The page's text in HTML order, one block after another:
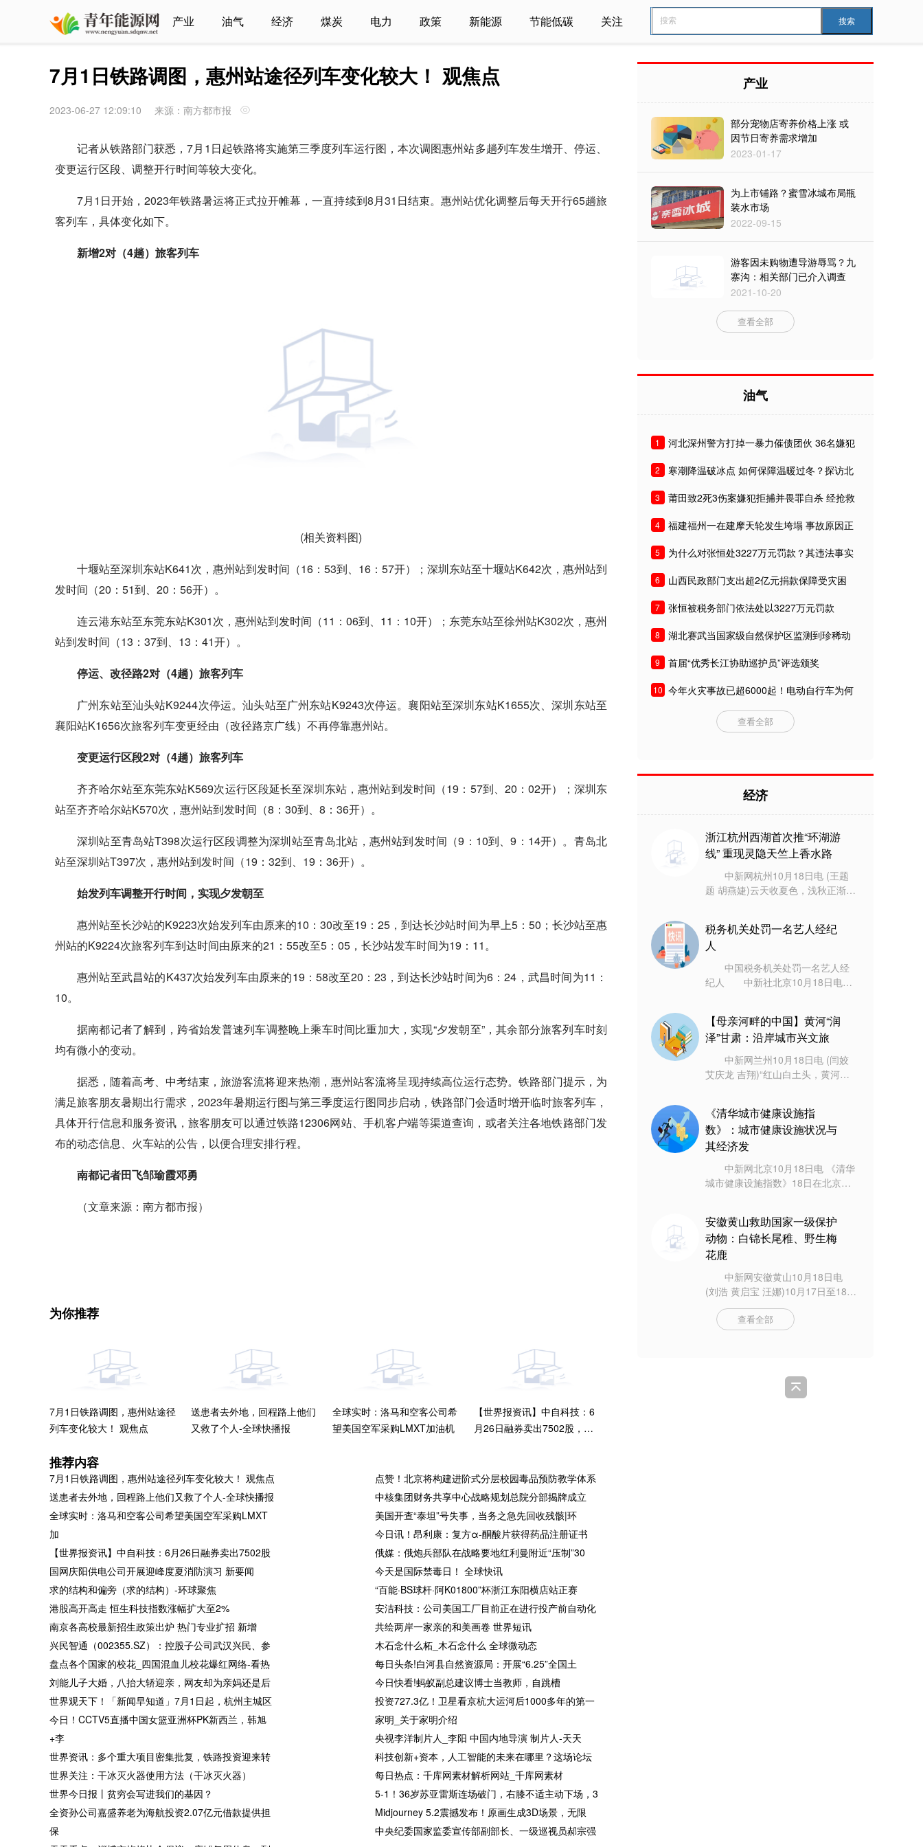
产业 油气 经济 煤炭 电力 政策 新能源 节能低碳 关注 搜索
7月1日铁路调图，惠州站途径列车变化较大！ 观焦点
2023-06-27 12:09:10 来源：南方都市报
记者从铁路部门获悉，7月1日起铁路将实施第三季度列车运行图，本次调图惠州站多趟列车发生增开、停运、
变更运行区段、调整开行时间等较大变化。
7月1日开始，2023年铁路暑运将正式拉开帷幕，一直持续到8月31日结束。惠州站优化调整后每天开行65趟旅
客列车，具体变化如下。
新增2对（4趟）旅客列车
(相关资料图)
十堰站至深圳东站K641次，惠州站到发时间（16：53到、16：57开）；深圳东站至十堰站K642次，惠州站到
发时间（20：51到、20：56开）。
连云港东站至东莞东站K301次，惠州站到发时间（11：06到、11：10开）；东莞东站至徐州站K302次，惠州
站到发时间（13：37到、13：41开）。
停运、改径路2对（4趟）旅客列车
广州东站至汕头站K9244次停运。汕头站至广州东站K9243次停运。襄阳站至深圳东站K1655次、深圳东站至
襄阳站K1656次旅客列车变更经由（改径路京广线）不再停靠惠州站。
变更运行区段2对（4趟）旅客列车
齐齐哈尔站至东莞东站K569次运行区段延长至深圳东站，惠州站到发时间（19：57到、20：02开）；深圳东
站至齐齐哈尔站K570次，惠州站到发时间（8：30到、8：36开）。
深圳站至青岛站T398次运行区段调整为深圳站至青岛北站，惠州站到发时间（9：10到、9：14开）。青岛北
站至深圳站T397次，惠州站到发时间（19：32到、19：36开）。
始发列车调整开行时间，实现夕发朝至
惠州站至长沙站的K9223次始发列车由原来的10：30改至19：25，到达长沙站时间为早上5：50；长沙站至惠
州站的K9224次旅客列车到达时间由原来的21：55改至5：05，长沙站发车时间为19：11。
惠州站至武昌站的K437次始发列车由原来的19：58改至20：23，到达长沙站时间为6：24，武昌时间为11：
10。
据南都记者了解到，跨省始发普速列车调整晚上乘车时间比重加大，实现“夕发朝至”，其余部分旅客列车时刻
均有微小的变动。
据悉，随着高考、中考结束，旅游客流将迎来热潮，惠州站客流将呈现持续高位运行态势。铁路部门提示，为
满足旅客朋友暑期出行需求，2023年暑期运行图与第三季度运行图同步启动，铁路部门会适时增开临时旅客列车，
具体开行信息和服务资讯，旅客朋友可以通过铁路12306网站、手机客户端等渠道查询，或者关注各地铁路部门发
布的动态信息、火车站的公告，以便合理安排行程。
南都记者田飞邹瑜霞邓勇
（文章来源：南方都市报）
为你推荐
7月1日铁路调图，惠州站途径
列车变化较大！ 观焦点
送患者去外地，回程路上他们
又救了个人-全球快播报
全球实时：洛马和空客公司希
望美国空军采购LMXT加油机
【世界报资讯】中自科技：6
月26日融券卖出7502股，融
国网庆阳供电公司开展迎峰度
夏消防演习 新要闻
求的结构和偏旁（求的结
港股高开高走 恒生科技指数涨
幅扩大至2%
南京各高校最新招生政策出炉
热门专业扩招 新增专业频现-
今日热文
兴民智通（002355.SZ）：控
股子公司武汉兴民、参股公司
武汉英泰斯特均从事无人驾驶
领域相关产业研究_天天简讯
盘点各个国家的校花_四国混
血儿校花爆红网络-看热讯
刘能儿子大婚，八抬大轿迎
亲，网友却为亲妈还是后妈上
台吵起来了
世界观天下！「新闻早知道」
查；杭州多地开启中小学生暑
期托管服务报名；浙江高考成
绩分数段表出炉
今日！CCTV5直播中国女篮亚
洲杯PK新西兰，韩旭+李梦等
争小组头名
世界资讯：多个重大项目密集
批复，铁路投资迎来转折向上
世界关注：干冰灭火器使用方
法（干冰灭火器）
世界今日报丨贫穷会写进我们
的基因？
推荐内容
7月1日铁路调图，惠州站途径列车变化较大！ 观焦点
送患者去外地，回程路上他们又救了个人-全球快播报
全球实时：洛马和空客公司希望美国空军采购LMXT
加
【世界报资讯】中自科技：6月26日融券卖出7502股
国网庆阳供电公司开展迎峰度夏消防演习 新要闻
求的结构和偏旁（求的结构）-环球聚焦
港股高开高走 恒生科技指数涨幅扩大至2%
南京各高校最新招生政策出炉 热门专业扩招 新增
兴民智通（002355.SZ）：控股子公司武汉兴民、参
盘点各个国家的校花_四国混血儿校花爆红网络-看热
刘能儿子大婚，八抬大轿迎亲，网友却为亲妈还是后
世界观天下！「新闻早知道」7月1日起，杭州主城区
今日！CCTV5直播中国女篮亚洲杯PK新西兰，韩旭
+李
世界资讯：多个重大项目密集批复，铁路投资迎来转
世界关注：干冰灭火器使用方法（干冰灭火器）
世界今日报丨贫穷会写进我们的基因？
全资孙公司嘉盛养老为海航投资2.07亿元借款提供担
保
点赞！北京将构建进阶式分层校园毒品预防教学体系
中核集团财务共享中心战略规划总院分部揭牌成立
美国开查“泰坦”号失事，当务之急先回收残骸|环
今日讯！昂利康：复方α-酮酸片获得药品注册证书
俄媒：俄炮兵部队在战略要地红利曼附近“压制”30
今天是国际禁毒日！ 全球快讯
“百能·BS球杆·阿K01800”杯浙江东阳横店站正赛
安洁科技：公司美国工厂目前正在进行投产前自动化
共绘两岸一家亲的和美画卷 世界短讯
木石念什么柘_木石念什么 全球微动态
每日头条!白河县自然资源局：开展“6.25”全国土
今日快看!蚂蚁副总建议博士当教师，自跳槽
投资727.3亿！卫星看京杭大运河后1000多年的第一
家明_关于家明介绍
央视李洋制片人_李阳 中国内地导演 制片人-天天
科技创新+资本，人工智能的未来在哪里？这场论坛
每日热点：千库网素材解析网站_千库网素材
5-1！36岁苏亚雷斯连场破门，右膝不适主动下场，3
Midjourney 5.2震撼发布！原画生成3D场景，无限
中央纪委国家监委宣传部副部长、一级巡视员郝宗强
产业
部分宠物店寄养价格上涨 或
因节日寄养需求增加
2023-01-17
为上市铺路？蜜雪冰城布局瓶
装水市场
2022-09-15
游客因未购物遭导游辱骂？九
寨沟：相关部门已介入调查
2021-10-20
查看全部
油气
1
河北深州警方打掉一暴力催债团伙 36名嫌犯
2
寒潮降温破冰点 如何保障温暖过冬？探访北
3
莆田致2死3伤案嫌犯拒捕并畏罪自杀 经抢救
4
福建福州一在建摩天轮发生垮塌 事故原因正
5
为什么对张恒处3227万元罚款？其违法事实
6
山西民政部门支出超2亿元捐款保障受灾困
7 张恒被税务部门依法处以3227万元罚款
8
湖北赛武当国家级自然保护区监测到珍稀动
9 首届“优秀长江协助巡护员”评选颁奖
10 今年火灾事故已超6000起！电动自行车为何
查看全部
经济
浙江杭州西湖首次推“环湖游
线” 重现灵隐天竺上香水路
中新网杭州10月18日电 (王题
题 胡燕婕)云天收夏色，浅秋正渐
环湖游
税务机关处罚一名艺人经纪
人
中国税务机关处罚一名艺人经
纪人 中新社北京10月18日电
查过程中
【母亲河畔的中国】黄河“润
泽”甘肃：沿岸城市兴文旅
中新网兰州10月18日电 (闫姣
艾庆龙 吉翔)“红山白土头，黄河向
西
《清华城市健康设施指
数》：城市健康设施状况与
其经济发
中新网北京10月18日电 《清华
城市健康设施指数》18日在北京发
海城市
安徽黄山救助国家一级保护
动物：白锦长尾稚、野生梅
花鹿
中新网安徽黄山10月18日电
(刘浩 黄启宝 汪娜)10月17日至18
日，安徽省黄山市当地民警先后救
助国家一级保护动物白锦长尾稚和
野生梅花
查看全部